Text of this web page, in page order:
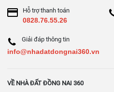
Hỗ trợ thanh toán
0828.76.55.26
Giải đáp thông tin
info@nhadatdongnai360.vn
VỀ NHÀ ĐẤT ĐỒNG NAI 360